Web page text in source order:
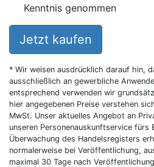
Kenntnis genommen
Jetzt kaufen
* Wir weisen ausdrücklich darauf hin,
ausschließlich an gewerbliche
entsprechend verwenden wir
hier angegebenen Preise verstehen
MwSt. Unser aktuelles Angebot an
unseren Personenauskunftservice fürs
Überwachung des Handelsregisters
normalerweise bei Veröffentlichung,
maximal 30 Tage nach